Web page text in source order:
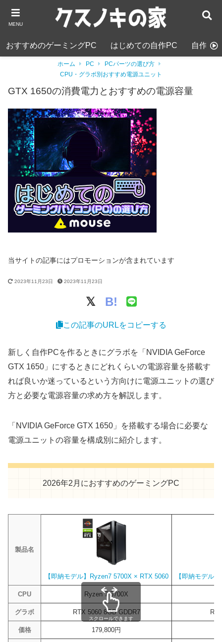
MENU
おすすめのゲーミングPC はじめての自作PC 自作PC
ホーム PC
PCパーツの選び方
CPU・グラボ別おすすめ電源ユニット
GTX 1650の消費電力とおすすめの電源容量
2023年11月23日 2023年11月23日
当サイトの記事にはプロモーションが含まれています
B!
この記事のURLをコピーする
新しく自作PCを作るときにグラボを「NVIDIA GeForce
GTX 1650」にするときにどれくらいの電源容量を搭載す
れば良いか迷っているという方向けに電源ユニットの選び
方と必要な電源容量の求め方を解説します。
「NVIDIA GeForce GTX 1650」を搭載する場合に必要な
電源ユニットの容量を構成別に紹介します。
2026年2月におすすめのゲーミングPC
製品名
【即納モデル】Ryzen7 5700X × RTX 5060 【即納モデル
CPU Ryzen 7 5700X
グラボ RTX 5060 8GB GDDR7
価格 179,800円
スクロールできます